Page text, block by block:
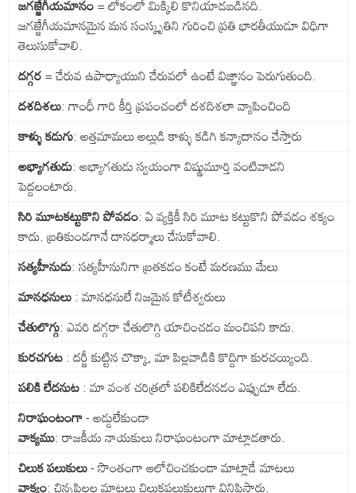
జగజ్జేగీయమానం= లోకంలో మిక్కిలి కొనియాడబడినది.
జగజ్జేగీయమానమైన మన సంస్కృతిని గురించి ప్రతి భారతీయుడూ విధిగా
తెలుసుకోవాలి.
దగ్గర= చేరువ ఉపాధ్యాయుని చేరువలో ఉంటే విజ్ఞానం పెరుగుతుంది.
దశదిశలు: గాంధీ గారి కీర్తి ప్రపంచంలో దశదిశలా వ్యాపించింది
కాళ్ళు కడుగు: అత్తమామలు అల్లుడి కాళ్ళు కడిగి కన్యాదానం చేస్తారు
అభ్యాగతుడు: అభ్యాగతుడు స్వయంగా విష్ణుమూర్తి వంటివాడని
పెద్దలంటారు.
సిరి మూటకట్టుకొని పోవడం: ఏ వ్యక్తికీ సిరి మూట కట్టుకొని పోవడం శక్యం
కాదు. బ్రతికుండగానే దానధర్మాలు చేసుకోవాలి.
సత్యహీనుడు: సత్యహీనునిగా బ్రతకడం కంటే మరణము మేలు
మానధనులు: మానధనులే నిజమైన కోటీశ్వరులు
చేతులొగ్గు: ఎవరి దగ్గరా చేతులొగ్గి యాచించడం మంచిపని కాదు.
కురచగుట: దర్జీ కుట్టిన చొక్కా, మా పిల్లవాడికి కొద్దిగా కురచయ్యింది.
పలికి లేదనుట: మా వంశ చరిత్రలో పలికిలేదనడం ఎప్పుడూ లేదు.
నిరాఘంటంగా- అడ్డులేకుండా
వాక్యము: రాజకీయ నాయకులు నిరాఘంటంగా మాట్లాడతారు.
చిలుక పలుకులు- సొంతంగా ఆలోచించకుండా మాట్లాడే మాటలు
వాక్యం: చిన్నపిల్లల మాటలు చిలుకపలుకులుగా వినిపిస్తారు.